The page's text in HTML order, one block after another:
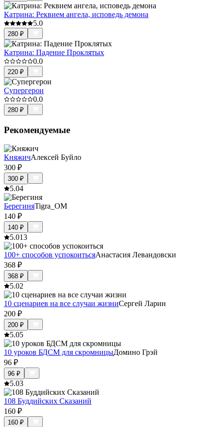
Катрина: Реквием ангела, исповедь демона
5.0
280 ₽
Катрина: Падение Проклятых
0.0
220 ₽
Супергерои
0.0
280 ₽
Рекомендуемые
КняжичАлексей Буйло
300 ₽
300 ₽
5.04
БерегиняTigra_OM
140 ₽
140 ₽
5.013
100+ способов успокоитьсяАнастасия Левандовски
368 ₽
368 ₽
5.02
10 сценариев на все случаи жизниСергей Ларин
200 ₽
200 ₽
5.05
10 уроков БДСМ для скромницыДомино Грэй
96 ₽
96 ₽
5.03
108 Буддийских Сказаний
160 ₽
160 ₽